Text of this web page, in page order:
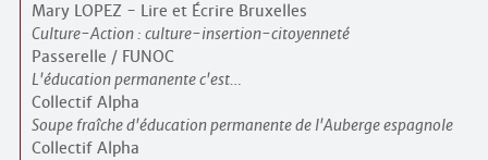
Mary LOPEZ - Lire et Écrire Bruxelles
Culture-Action : culture-insertion-citoyenneté
Passerelle / FUNOC
L'éducation permanente c'est…
Collectif Alpha
Soupe fraîche d'éducation permanente de l'Auberge espagnole
Collectif Alpha